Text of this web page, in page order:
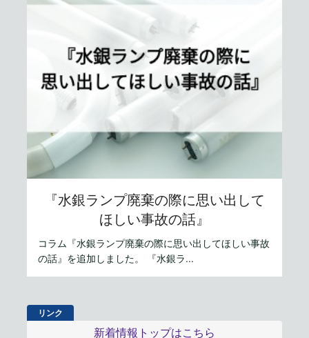
『水銀ランプ廃棄の際に思い出して
ほしい事故の話』
コラム『水銀ランプ廃棄の際に思い出してほしい事故
の話』を追加しました。 『水銀ラ...
新着情報トップはこちら